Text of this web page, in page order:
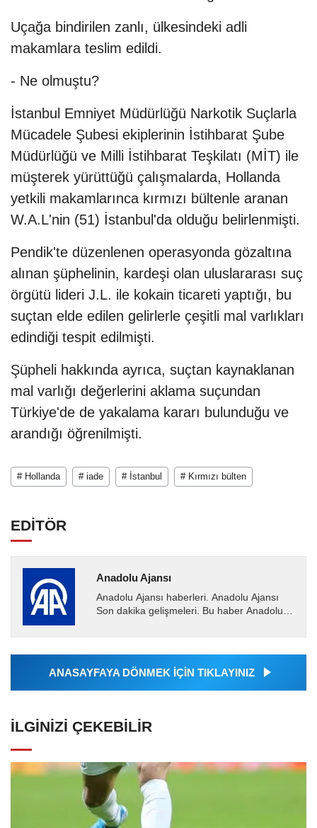
Uçağa bindirilen zanlı, ülkesindeki adli
makamlara teslim edildi.
- Ne olmuştu?
İstanbul Emniyet Müdürlüğü Narkotik Suçlarla
Mücadele Şubesi ekiplerinin İstihbarat Şube
Müdürlüğü ve Milli İstihbarat Teşkilatı (MİT) ile
müşterek yürüttüğü çalışmalarda, Hollanda
yetkili makamlarınca kırmızı bültenle aranan
W.A.L'nin (51) İstanbul'da olduğu belirlenmişti.
Pendik'te düzenlenen operasyonda gözaltına
alınan şüphelinin, kardeşi olan uluslararası suç
örgütü lideri J.L. ile kokain ticareti yaptığı, bu
suçtan elde edilen gelirlerle çeşitli mal varlıkları
edindiği tespit edilmişti.
Şüpheli hakkında ayrıca, suçtan kaynaklanan
mal varlığı değerlerini aklama suçundan
Türkiye'de de yakalama kararı bulunduğu ve
arandığı öğrenilmişti.
# Hollanda # iade # İstanbul # Kırmızı bülten
EDİTÖR
Anadolu Ajansı
Anadolu Ajansı haberleri. Anadolu Ajansı
Son dakika gelişmeleri. Bu haber Anadolu
Ajansı tarafından...
ANASAYFAYA DÖNMEK İÇİN TIKLAYINIZ
İLGINIZI ÇEKEBILIR